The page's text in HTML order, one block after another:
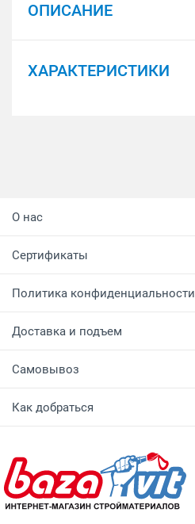
ОПИСАНИЕ
ХАРАКТЕРИСТИКИ
О нас
Сертификаты
Политика конфиденциальности
Доставка и подъем
Самовывоз
Как добраться